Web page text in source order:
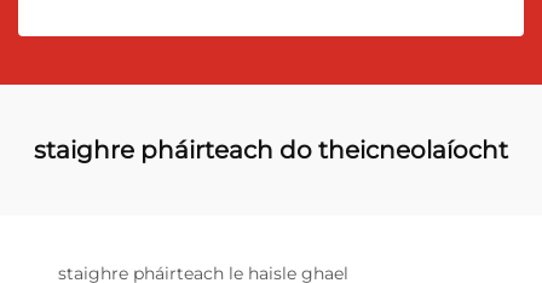
staighre pháirteach do theicneolaíocht
staighre pháirteach le haisle ghael